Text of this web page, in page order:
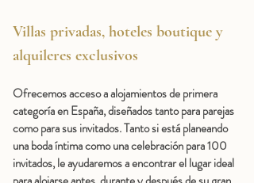
Villas privadas, hoteles boutique y
alquileres exclusivos
Ofrecemos acceso a alojamientos de primera
categoría en España, diseñados tanto para parejas
como para sus invitados. Tanto si está planeando
una boda íntima como una celebración para 100
invitados, le ayudaremos a encontrar el lugar ideal